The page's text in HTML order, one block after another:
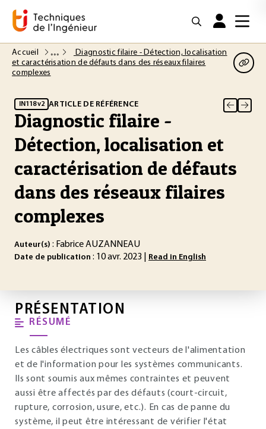
Accueil
Diagnostic filaire - Détection, localisation
et caractérisation de défauts dans des réseaux filaires
complexes
IN118 v2 ARTICLE DE RÉFÉRENCE
Diagnostic filaire -
Détection, localisation et
caractérisation de défauts
dans des réseaux filaires
complexes
Auteur(s) : Fabrice AUZANNEAU
Date de publication : 10 avr. 2023 | Read in English
PRÉSENTATION
RÉSUMÉ
Les câbles électriques sont vecteurs de l'alimentation
et de l'information pour les systèmes communicants.
Ils sont soumis aux mêmes contraintes et peuvent
aussi être affectés par des défauts (court-circuit,
rupture, corrosion, usure, etc.). En cas de panne du
système, il peut être intéressant de vérifier l'état